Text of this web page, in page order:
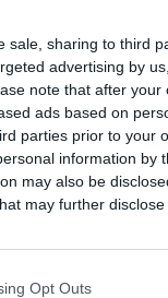
sale, sharing to third
advertising by
note that after
ads based on
parties prior to your
information by
may also be
may further
Opt Outs